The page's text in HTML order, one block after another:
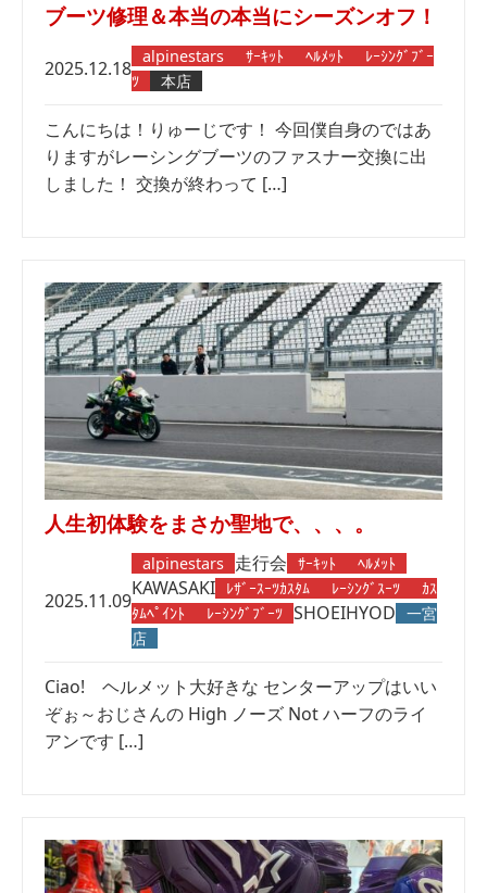
ブーツ修理＆本当の本当にシーズンオフ！
2025.12.18
alpinestars ｻｰｷｯﾄ ﾍﾙﾒｯﾄ
ﾚｰｼﾝｸﾞﾌﾞｰ
ﾂ
本店
こんにちは！りゅーじです！ 今回僕自身のではあ
りますがレーシングブーツのファスナー交換に出
しました！ 交換が終わって […]
人生初体験をまさか聖地で、、、。
2025.11.09
alpinestars 走行会 ｻｰｷｯﾄ ﾍﾙﾒｯﾄ
KAWASAKI ﾚｻﾞｰｽｰﾂｶｽﾀﾑ ﾚｰｼﾝｸﾞｽｰﾂ
ｶｽ
ﾀﾑﾍﾟｲﾝﾄ
ﾚｰｼﾝｸﾞﾌﾞｰﾂ SHOEIHYOD 一宮
店
Ciao! ヘルメット大好きな センターアップはいい
ぞぉ～おじさんの High ノーズ Not ハーフのライ
アンです […]